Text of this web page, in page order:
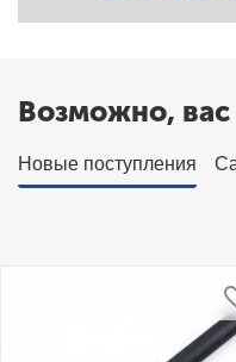
Возможно, вас
Новые поступления